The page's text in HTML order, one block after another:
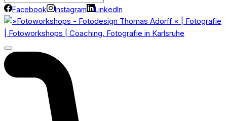
Facebook Instagram LinkedIn